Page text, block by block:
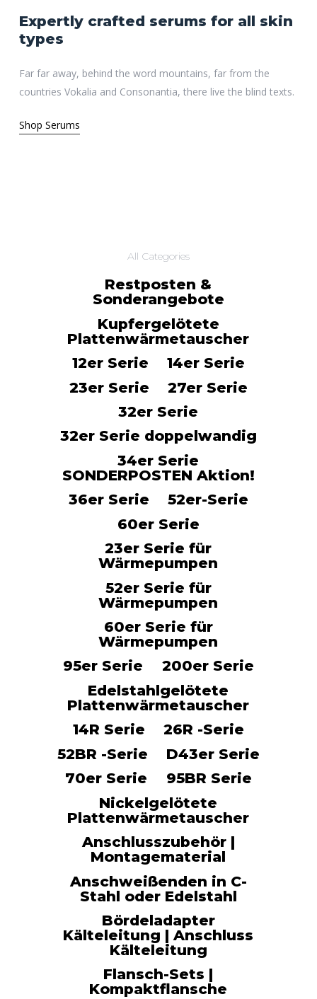
Warenkorb.
Go to shop
Expertly crafted serums for all skin
types
Far far away, behind the word mountains, far from the
countries Vokalia and Consonantia, there live the blind texts.
Shop Serums
All Categories
Restposten &
Sonderangebote
Kupfergelötete
Plattenwärmetauscher
12er Serie
14er Serie
23er Serie
27er Serie
32er Serie
32er Serie doppelwandig
34er Serie
SONDERPOSTEN Aktion!
36er Serie
52er-Serie
60er Serie
23er Serie für
Wärmepumpen
52er Serie für
Wärmepumpen
60er Serie für
Wärmepumpen
95er Serie
200er Serie
Edelstahlgelötete
Plattenwärmetauscher
14R Serie
26R -Serie
52BR -Serie
D43er Serie
70er Serie
95BR Serie
Nickelgelötete
Plattenwärmetauscher
Anschlusszubehör |
Montagematerial
Anschweißenden in C-
Stahl oder Edelstahl
Bördeladapter
Kälteleitung | Anschluss
Kälteleitung
Flansch-Sets |
Kompaktflansche